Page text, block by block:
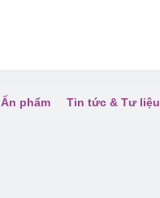
Ấn phẩm Tin tức & Tư liệu